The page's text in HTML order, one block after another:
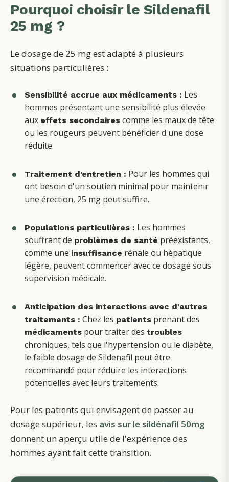
Pourquoi choisir le Sildenafil
25 mg ?
Le dosage de 25 mg est adapté à plusieurs
situations particulières :
Sensibilité accrue aux médicaments : Les
hommes présentant une sensibilité plus élevée
aux effets secondaires comme les maux de tête
ou les rougeurs peuvent bénéficier d'une dose
réduite.
Traitement d'entretien : Pour les hommes qui
ont besoin d'un soutien minimal pour maintenir
une érection, 25 mg peut suffire.
Populations particulières : Les hommes
souffrant de problèmes de santé préexistants,
comme une insuffisance rénale ou hépatique
légère, peuvent commencer avec ce dosage sous
supervision médicale.
Anticipation des interactions avec d'autres
traitements : Chez les patients prenant des
médicaments pour traiter des troubles
chroniques, tels que l'hypertension ou le diabète,
le faible dosage de Sildenafil peut être
recommandé pour réduire les interactions
potentielles avec leurs traitements.
Pour les patients qui envisagent de passer au
dosage supérieur, les avis sur le sildénafil 50mg
donnent un aperçu utile de l'expérience des
hommes ayant fait cette transition.